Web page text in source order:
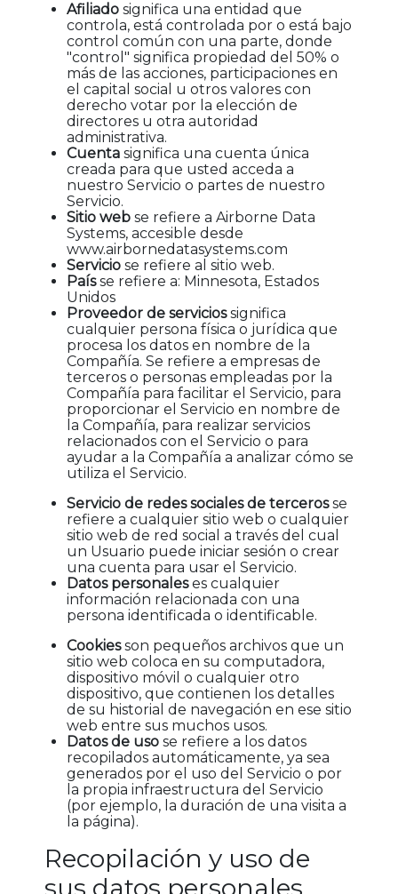
Afiliado significa una entidad que
controla, está controlada por o está bajo
control común con una parte, donde
"control" significa propiedad del 50% o
más de las acciones, participaciones en
el capital social u otros valores con
derecho votar por la elección de
directores u otra autoridad
administrativa.
Cuenta significa una cuenta única
creada para que usted acceda a
nuestro Servicio o partes de nuestro
Servicio.
Sitio web se refiere a Airborne Data
Systems, accesible desde
www.airbornedatasystems.com
Servicio se refiere al sitio web.
Paísse refiere a: Minnesota, Estados
Unidos
Proveedor de serviciossignifica
cualquier persona física o jurídica que
procesa los datos en nombre de la
Compañía. Se refiere a empresas de
terceros o personas empleadas por la
Compañía para facilitar el Servicio, para
proporcionar el Servicio en nombre de
la Compañía, para realizar servicios
relacionados con el Servicio o para
ayudar a la Compañía a analizar cómo se
utiliza el Servicio.
Servicio de redes sociales de tercerosse
refiere a cualquier sitio web o cualquier
sitio web de red social a través del cual
un Usuario puede iniciar sesión o crear
una cuenta para usar el Servicio.
Datos personaleses cualquier
información relacionada con una
persona identificada o identificable.
Cookiesson pequeños archivos que un
sitio web coloca en su computadora,
dispositivo móvil o cualquier otro
dispositivo, que contienen los detalles
de su historial de navegación en ese sitio
web entre sus muchos usos.
Datos de uso se refiere a los datos
recopilados automáticamente, ya sea
generados por el uso del Servicio o por
la propia infraestructura del Servicio
(por ejemplo, la duración de una visita a
la página).
Recopilación y uso de
sus datos personales